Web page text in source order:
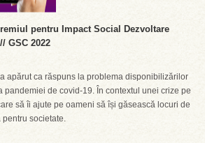
pentru Impact Social Dezvoltare
GSC 2022
apărut ca răspuns la problema disponibilizărilor
pandemiei de covid-19. În contextul unei crize pe
să îi ajute pe oameni să își găsească locuri de
societate.